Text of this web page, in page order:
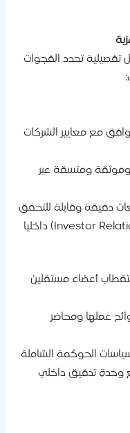
تحدد الفجوات
مع معايير الشركات
ومتسقة عبر
وقابلة للتحقق
أعضاء مستقلين
ومحاضر
الحوكمة الشاملة
تدقيق داخلي